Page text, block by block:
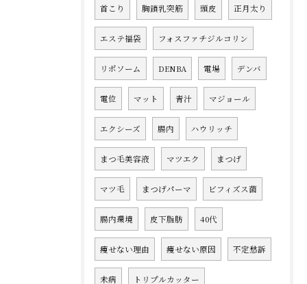
首こり 胸鎖乳突筋 頭皮 正月太り
エステ福袋 フォスファチジルコリン
リポソーム DENBA 電場 デンバ
電位 マット 青汁 マジョール
エクシーズ 腸内 ハウリッチ
まつ毛美容液 マツエク まつげ
マツ毛 まつげパーマ ビフィズス菌
腸内環境 皮下脂肪 40代
痩せない理由 痩せない原因 不定愁訴
未病 トリプルカッター